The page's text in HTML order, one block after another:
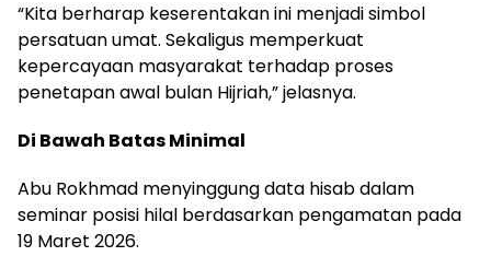
“Kita berharap keserentakan ini menjadi simbol
persatuan umat. Sekaligus memperkuat
kepercayaan masyarakat terhadap proses
penetapan awal bulan Hijriah,” jelasnya.
Di Bawah Batas Minimal
Abu Rokhmad menyinggung data hisab dalam
seminar posisi hilal berdasarkan pengamatan pada
19 Maret 2026.